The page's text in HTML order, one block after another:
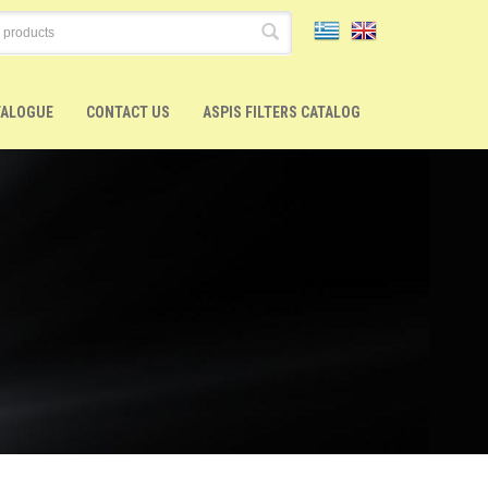
CONTACT US ASPIS FILTERS CATALOG